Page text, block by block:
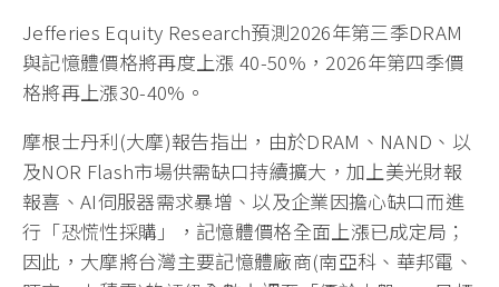
Jefferies Equity Research預測2026年第三季DRAM
與記憶體價格將再度上漲 40-50%，2026年第四季價
格將再上漲30-40%。
摩根士丹利(大摩)報告指出，由於DRAM、NAND、以
及NOR Flash市場供需缺口持續擴大，加上美光財報
報喜、AI伺服器需求暴增、以及企業因擔心缺口而進
行「恐慌性採購」，記憶體價格全面上漲已成定局；
因此，大摩將台灣主要記憶體廠商(南亞科、華邦電、